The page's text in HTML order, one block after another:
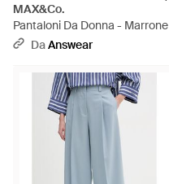
MAX&Co.
Pantaloni Da Donna - Marrone
DaAnswear